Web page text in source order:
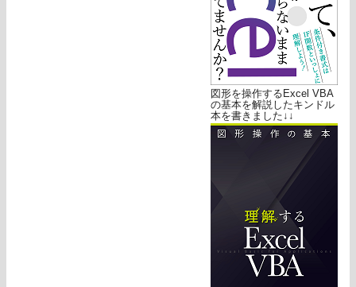
図形を操作するExcel VBA
の基本を解説したキンドル
本を書きました↓↓